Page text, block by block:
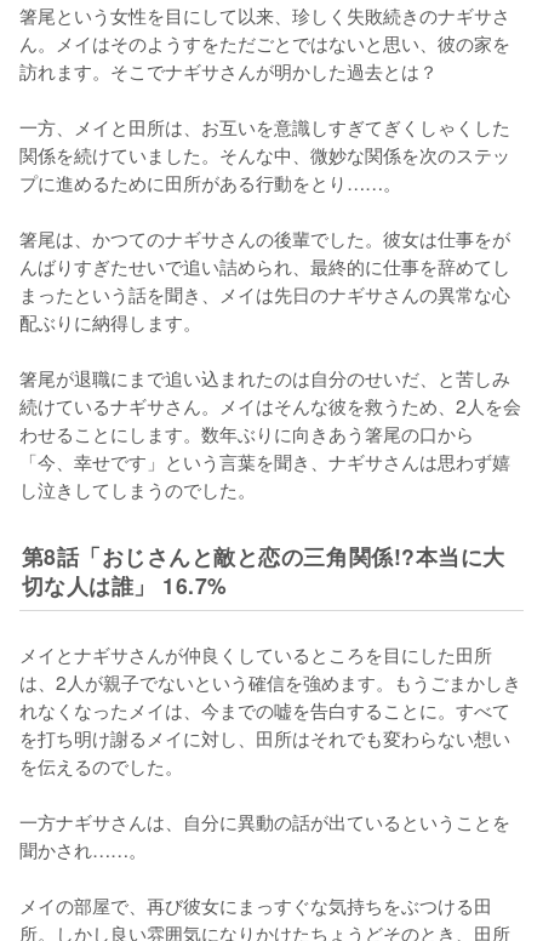
箸尾という女性を目にして以来、珍しく失敗続きのナギサさ
ん。メイはそのようすをただごとではないと思い、彼の家を
訪れます。そこでナギサさんが明かした過去とは？
一方、メイと田所は、お互いを意識しすぎてぎくしゃくした
関係を続けていました。そんな中、微妙な関係を次のステッ
プに進めるために田所がある行動をとり……。
箸尾は、かつてのナギサさんの後輩でした。彼女は仕事をが
んばりすぎたせいで追い詰められ、最終的に仕事を辞めてし
まったという話を聞き、メイは先日のナギサさんの異常な心
配ぶりに納得します。
箸尾が退職にまで追い込まれたのは自分のせいだ、と苦しみ
続けているナギサさん。メイはそんな彼を救うため、2人を会
わせることにします。数年ぶりに向きあう箸尾の口から
「今、幸せです」という言葉を聞き、ナギサさんは思わず嬉
し泣きしてしまうのでした。
第8話「おじさんと敵と恋の三角関係!?本当に大
切な人は誰」 16.7%
メイとナギサさんが仲良くしているところを目にした田所
は、2人が親子でないという確信を強めます。もうごまかしき
れなくなったメイは、今までの嘘を告白することに。すべて
を打ち明け謝るメイに対し、田所はそれでも変わらない想い
を伝えるのでした。
一方ナギサさんは、自分に異動の話が出ているということを
聞かされ……。
メイの部屋で、再び彼女にまっすぐな気持ちをぶつける田
所。しかし良い雰囲気になりかけたちょうどそのとき、田所